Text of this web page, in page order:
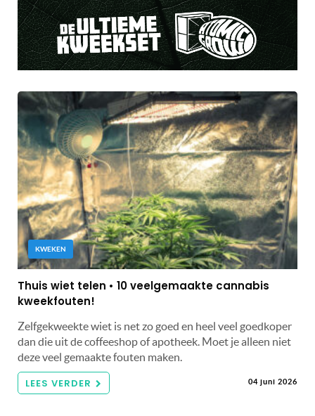
KWEKEN
Thuis wiet telen • 10 veelgemaakte cannabis
kweekfouten!
Zelfgekweekte wiet is net zo goed en heel veel goedkoper
dan die uit de coffeeshop of apotheek. Moet je alleen niet
deze veel gemaakte fouten maken.
LEES VERDER 04 juni 2026